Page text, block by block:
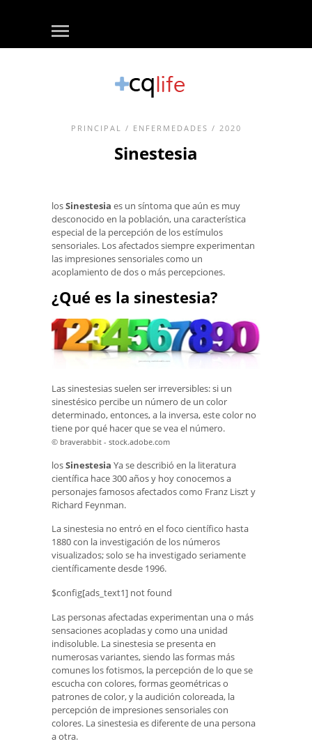
PRINCIPAL / ENFERMEDADES / 2020
Sinestesia
losSinestesia es un síntoma que aún es muy
desconocido en la población, una característica
especial de la percepción de los estímulos
sensoriales. Los afectados siempre experimentan
las impresiones sensoriales como un
acoplamiento de dos o más percepciones.
¿Qué es la sinestesia?
Las sinestesias suelen ser irreversibles: si un
sinestésico percibe un número de un color
determinado, entonces, a la inversa, este color no
tiene por qué hacer que se vea el número.
© braverabbit - stock.adobe.com
losSinestesia Ya se describió en la literatura
científica hace 300 años y hoy conocemos a
personajes famosos afectados como Franz Liszt y
Richard Feynman.
La sinestesia no entró en el foco científico hasta
1880 con la investigación de los números
visualizados; solo se ha investigado seriamente
científicamente desde 1996.
$config[ads_text1] not found
Las personas afectadas experimentan una o más
sensaciones acopladas y como una unidad
indisoluble. La sinestesia se presenta en
numerosas variantes, siendo las formas más
comunes los fotismos, la percepción de lo que se
escucha con colores, formas geométricas o
patrones de color, y la audición coloreada, la
percepción de impresiones sensoriales con
colores. La sinestesia es diferente de una persona
a otra.